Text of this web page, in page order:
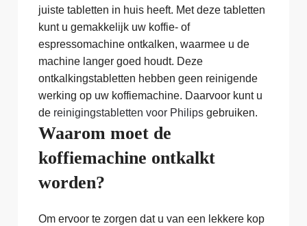
juiste tabletten in huis heeft. Met deze tabletten
kunt u gemakkelijk uw koffie- of
espressomachine ontkalken, waarmee u de
machine langer goed houdt. Deze
ontkalkingstabletten hebben geen reinigende
werking op uw koffiemachine. Daarvoor kunt u
de reinigingstabletten voor Philips gebruiken.
Waarom moet de
koffiemachine ontkalkt
worden?
Om ervoor te zorgen dat u van een lekkere kop